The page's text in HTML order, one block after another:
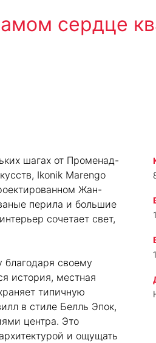
сердце
шагах от Променад-
Ikonik Marengo
Жан-
перила и большие
сочетает свет,
благодаря своему
история, местная
типичную
в стиле Белль Эпок,
центра. Это
и ощущать